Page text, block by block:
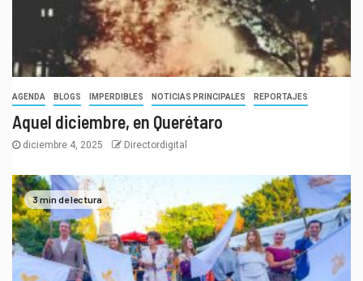
AGENDA BLOGS IMPERDIBLES NOTICIAS PRINCIPALES REPORTAJES
Aquel diciembre, en Querétaro
diciembre 4, 2025 Directordigital
3 min de lectura